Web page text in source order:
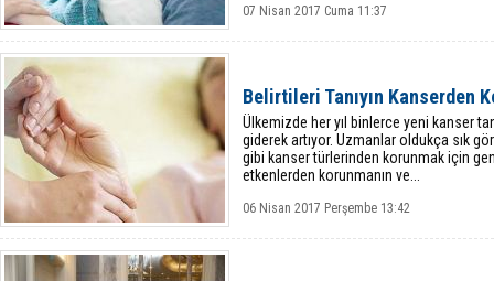
07 Nisan 2017 Cuma 11:37
Belirtileri Tanıyın Kanserden
Ülkemizde her yıl binlerce yeni kanser
giderek artıyor. Uzmanlar oldukça sık
gibi kanser türlerinden korunmak için
etkenlerden korunmanın ve...
06 Nisan 2017 Perşembe 13:42